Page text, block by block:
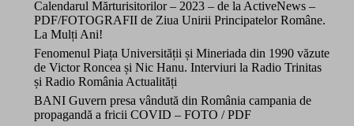
Calendarul Mărturisitorilor – 2023 – de la ActiveNews –
PDF/FOTOGRAFII de Ziua Unirii Principatelor Române.
La Mulți Ani!
Fenomenul Piața Universității și Mineriada din 1990 văzute
de Victor Roncea și Nic Hanu. Interviuri la Radio Trinitas
și Radio România Actualități
BANI Guvern presa vândută din România campania de
propagandă a fricii COVID – FOTO / PDF